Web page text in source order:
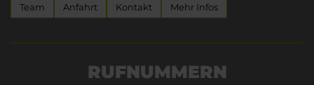
Team Anfahrt Kontakt Mehr Infos
RUFNUMMERN